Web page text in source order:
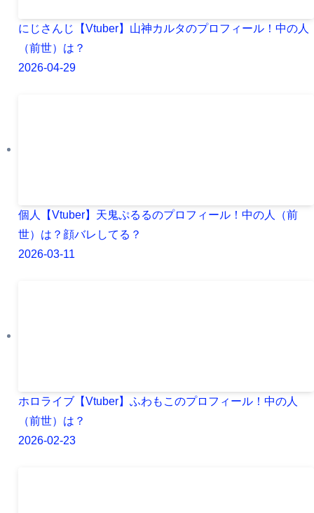
にじさんじ【Vtuber】山神カルタのプロフィール！中の人
（前世）は？
2026-04-29
個人【Vtuber】天鬼ぷるるのプロフィール！中の人（前
世）は？顔バレしてる？
2026-03-11
ホロライブ【Vtuber】ふわもこのプロフィール！中の人
（前世）は？
2026-02-23